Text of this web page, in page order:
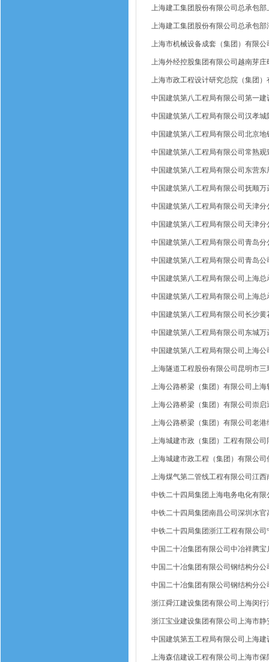
上海建工集团股份有限公司总承包
上海建工集团股份有限公司总承包
上海市机械设备成套（集团）有限
上海外经控股集团有限公司越南芽庄
上海市政工程设计研究总院（集团
中国建筑第八工程局有限公司第一
中国建筑第八工程局有限公司汉孝
中国建筑第八工程局有限公司北京地
中国建筑第八工程局有限公司常熟观
中国建筑第八工程局有限公司东营东
中国建筑第八工程局有限公司抚顺万
中国建筑第八工程局有限公司天津
中国建筑第八工程局有限公司天津分
中国建筑第八工程局有限公司青岛
中国建筑第八工程局有限公司青岛
中国建筑第八工程局有限公司上海
中国建筑第八工程局有限公司上海
中国建筑第八工程局有限公司长沙
中国建筑第八工程局有限公司东城万
中国建筑第八工程局有限公司上海公
上海隧道工程股份有限公司昆明市
上海公路桥梁（集团）有限公司上
上海公路桥梁（集团）有限公司崇
上海公路桥梁（集团）有限公司老
上海城建市政（集团）工程有限公
上海城建市政工程（集团）有限公
上海煤气第二管线工程有限公司江
中铁二十四局集团上海电务电化有
中铁二十四局集团南昌公司深圳水
中铁二十四局集团浙江工程有限公
中国二十冶集团有限公司中冶祥腾宝
中国二十冶集团有限公司钢结构分
中国二十冶集团有限公司钢结构分
浙江舜江建设集团有限公司上海闵
浙江宝业建设集团有限公司上海市
中国建筑第五工程局有限公司上海
上海森信建设工程有限公司上海市